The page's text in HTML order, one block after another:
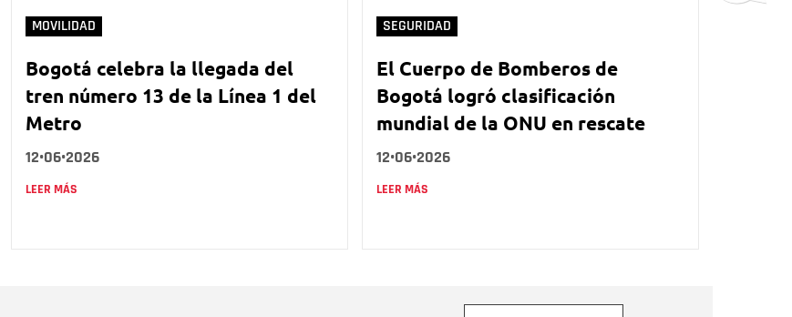
MOVILIDAD
Bogotá celebra la llegada del
tren número 13 de la Línea 1 del
Metro
12•06•2026
LEER MÁS
SEGURIDAD
El Cuerpo de Bomberos de
Bogotá logró clasificación
mundial de la ONU en rescate
12•06•2026
LEER MÁS